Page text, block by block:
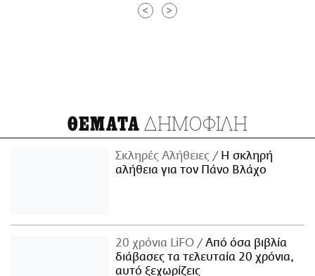
< >
ΘΕΜΑΤΑ ΔΗΜΟΦΙΛΗ
Σκληρές Αλήθειες
H σκληρή
αλήθεια για τον Πάνο Βλάχο
20 χρόνια LiFO
Από όσα βιβλία
διάβασες τα τελευταία 20 χρόνια,
αυτό ξεχωρίζεις